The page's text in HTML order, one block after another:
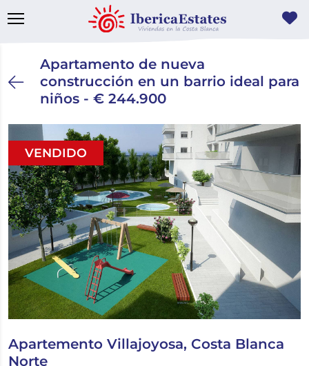
Apartamento de nueva
construcción en un barrio ideal para
niños - € 244.900
VENDIDO
Apartemento Villajoyosa, Costa Blanca
Norte